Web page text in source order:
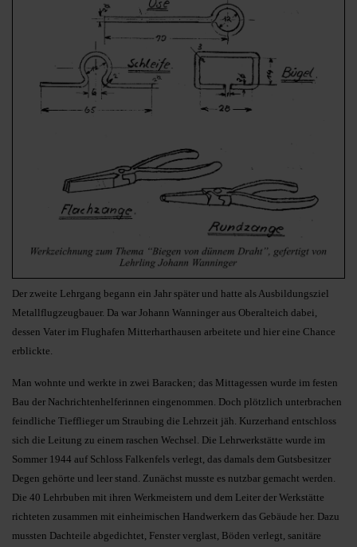
Der zweite Lehrgang begann ein Jahr später und hatte als Ausbildungsziel
Metallflugzeugbauer. Da war Johann Wanninger aus Oberalteich dabei,
dessen Vater im Flughafen Mitterharthausen arbeitete und hier eine Chance
erblickte.
Man wohnte und werkte in zwei Baracken; das Mittagessen wurde im festen
Bau der Nachrichtenhelferin­nen eingenommen. Doch plötzlich unterbrachen
feindliche Tiefflieger um Straubing die Lehrzeit jäh. Kurzerhand entschloss
sich die Leitung zu einem raschen Wechsel. Die Lehr­werkstätte wurde im
Sommer 1944 auf Schloss Falkenfels verlegt, das damals dem Gutsbesitzer
Degen gehörte und leer stand. Zunächst musste es nutzbar gemacht werden.
Die 40 Lehrbuben mit ihren Werkmeistern und dem Leiter der Werkstätte
richteten zusammen mit einheimischen Handwerkern das Gebäude her. Dazu
mussten Dachteile abgedichtet, Fenster verglast, Böden verlegt, sanitäre